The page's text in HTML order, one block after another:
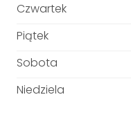
Czwartek
Piątek
Sobota
Niedziela